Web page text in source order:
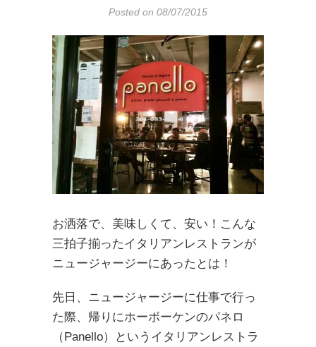
Posted on 08/07/2015
お洒落で、美味しくて、安い！こんな
三拍子揃ったイタリアンレストランが
ニュージャージーにあったとは！
先日、ニュージャージーに仕事で行っ
た際、帰りにホーボーケンのパネロ
（Panello）というイタリアンレストラ